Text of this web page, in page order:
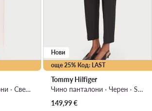
Текстилни панталони · Светлорозов · Regular Fit
още 25% Код: LAST
Нови
Tommy Hilfiger
Чино панталони · Черен · Slim Fit
149,99€